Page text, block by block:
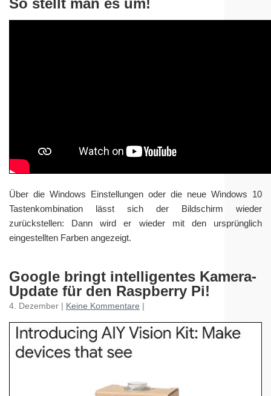
Über die Windows Einstellungen oder die neue Windows 10
Tastenkombination lässt sich der Bildschirm wieder
zurückstellen: Dann wird er wieder mit den ursprünglich
eingestellten Farben angezeigt.
Google bringt intelligentes Kamera-
Update für den Raspberry Pi!
4. Dezember | Keine Kommentare